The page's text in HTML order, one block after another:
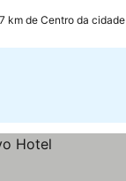
km de Centro da cidade